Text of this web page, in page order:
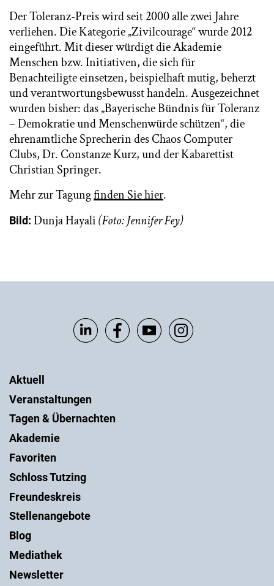
Der Toleranz-Preis wird seit 2000 alle zwei Jahre
verliehen. Die Kategorie „Zivilcourage“ wurde 2012
eingeführt. Mit dieser würdigt die Akademie
Menschen bzw. Initiativen, die sich für
Benachteiligte einsetzen, beispielhaft mutig, beherzt
und verantwortungsbewusst handeln. Ausgezeichnet
wurden bisher: das „Bayerische Bündnis für Toleranz
– Demokratie und Menschenwürde schützen“, die
ehrenamtliche Sprecherin des Chaos Computer
Clubs, Dr. Constanze Kurz, und der Kabarettist
Christian Springer.
Mehr zur Tagungfinden Sie hier.
Bild: Dunja Hayali(Foto: Jennifer Fey)
Aktuell
Veranstaltungen
Tagen & Übernachten
Akademie
Favoriten
Schloss Tutzing
Freundeskreis
Stellenangebote
Blog
Mediathek
Newsletter